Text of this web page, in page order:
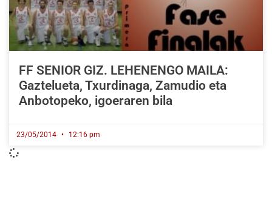
FF SENIOR GIZ. LEHENENGO MAILA:
Gaztelueta, Txurdinaga, Zamudio eta
Anbotopeko, igoeraren bila
23/05/2014 12:16 pm